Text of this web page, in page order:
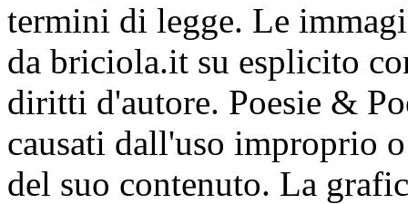
termini di legge. Le
da briciola.it su esplicito
diritti d'autore. Poesie &
causati dall'uso improprio
del suo contenuto. La